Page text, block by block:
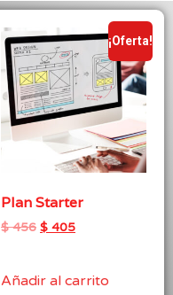
¡Oferta!
Plan Starter
$456 $ 405
Añadir al carrito